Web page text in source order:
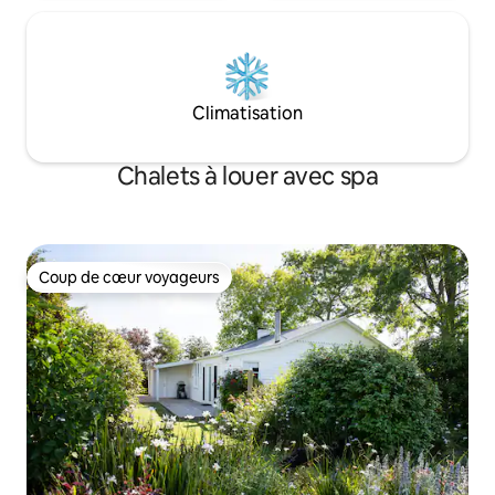
Climatisation
Chalets à louer avec spa
Coup de cœur voyageurs
Coup de cœur voyageurs